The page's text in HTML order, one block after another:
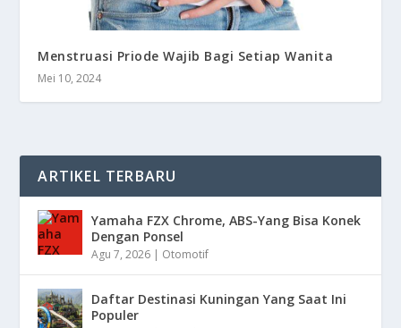
Menstruasi Priode Wajib Bagi Setiap Wanita
Mei 10, 2024
ARTIKEL TERBARU
Yamaha FZX Chrome, ABS-Yang Bisa Konek
Dengan Ponsel
Agu 7, 2026 | Otomotif
Daftar Destinasi Kuningan Yang Saat Ini
Populer